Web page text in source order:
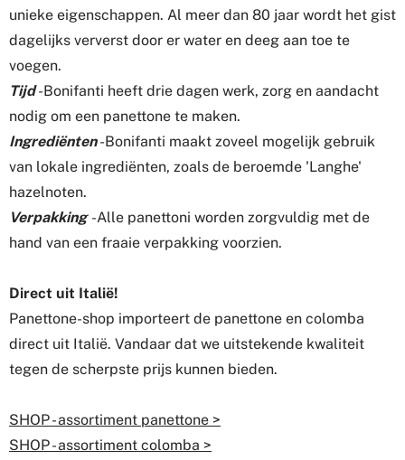
unieke eigenschappen. Al meer dan 80 jaar wordt het gist
dagelijks ververst door er water en deeg aan toe te
voegen.
Tijd-Bonifanti heeft drie dagen werk, zorg en aandacht
nodig om een panettone te maken.
Ingrediënten-Bonifanti maakt zoveel mogelijk gebruik
van lokale ingrediënten, zoals de beroemde 'Langhe'
hazelnoten.
Verpakking -Alle panettoni worden zorgvuldig met de
hand van een fraaie verpakking voorzien.
Direct uit Italië!
Panettone-shop importeert de panettone en colomba
direct uit Italië. Vandaar dat we uitstekende kwaliteit
tegen de scherpste prijs kunnen bieden.
SHOP - assortiment panettone >
SHOP - assortiment colomba >